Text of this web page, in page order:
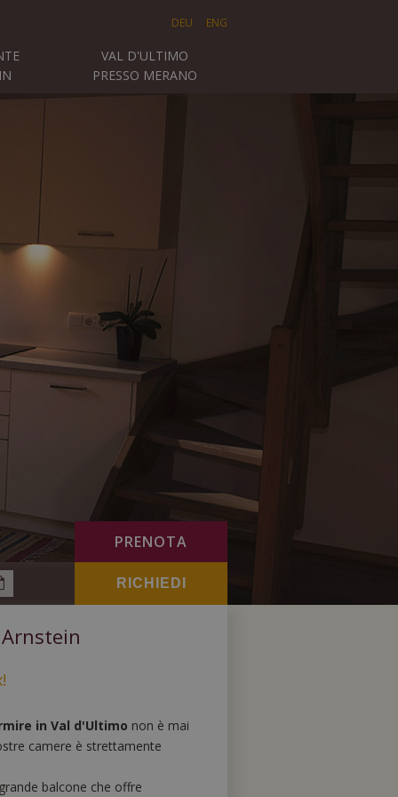
DEU ENG
VAL D'ULTIMO
PRESSO MERANO
PRENOTA
in Val d'Ultimo non è mai
camere è strettamente
balcone che offre